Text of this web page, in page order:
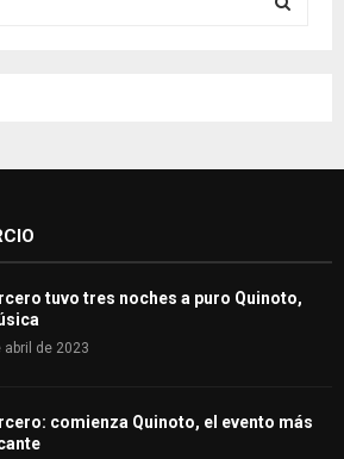
H
tuvo tres noches a puro Quinoto,
abril de 2023
comienza Quinoto, el evento más